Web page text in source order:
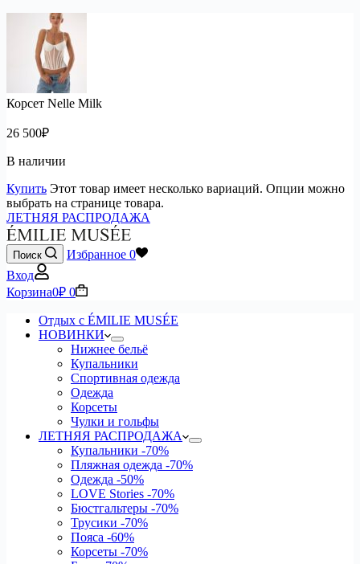
Корсет Nelle Milk
26 500₽
В наличии
Купить Этот товар имеет несколько вариаций. Опции можно
выбрать на странице товара.
ЛЕТНЯЯ РАСПРОДАЖА
Поиск Избранное 0
Вход
Корзина0₽ 0
Отдых с ÉMILIE MUSÉE
НОВИНКИ
Нижнее бельё
Купальники
Спортивная одежда
Одежда
Корсеты
Чулки и гольфы
ЛЕТНЯЯ РАСПРОДАЖА
Купальники -70%
Пляжная одежда -70%
Одежда -50%
LOVE Stories -70%
Бюстгальтеры -70%
Трусики -70%
Пояса -60%
Корсеты -70%